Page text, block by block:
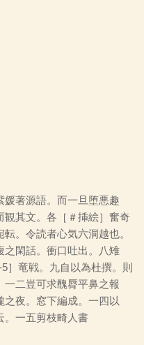
媛著源語。而一旦堕悪趣
観其文。各［＃挿絵］奮奇
。令読者心気六洞越也。
之閑話。衝口吐出。八雉
］竜戦。九自以為杜撰。則
一二豈可求醜脣平鼻之報
之夜。窓下編成。一四以
。一五剪枝畸人書